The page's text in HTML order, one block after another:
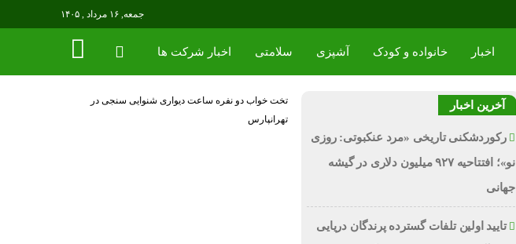
جمعه, ۱۶ مرداد , ۱۴۰۵
اخبار خانواده و کودک آشپزی سلامتی اخبار شرکت ها
آخرین اخبار
رکوردشکنی تاریخی «مرد عنکبوتی: روزی
نو»؛ افتتاحیه ۹۲۷ میلیون دلاری در گیشه
جهانی
تایید اولین تلفات گسترده پرندگان دریایی
تخت خواب دو نفرهساعت دیواریشنوایی سنجی در
تهرانپارس